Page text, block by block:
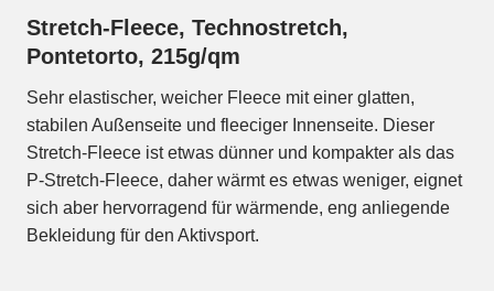
Stretch-Fleece, Technostretch,
Pontetorto, 215g/qm
Sehr elastischer, weicher Fleece mit einer glatten,
stabilen Außenseite und fleeciger Innenseite. Dieser
Stretch-Fleece ist etwas dünner und kompakter als das
P-Stretch-Fleece, daher wärmt es etwas weniger, eignet
sich aber hervorragend für wärmende, eng anliegende
Bekleidung für den Aktivsport.